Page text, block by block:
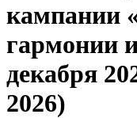
кампании
гармонии
декабря
2026)